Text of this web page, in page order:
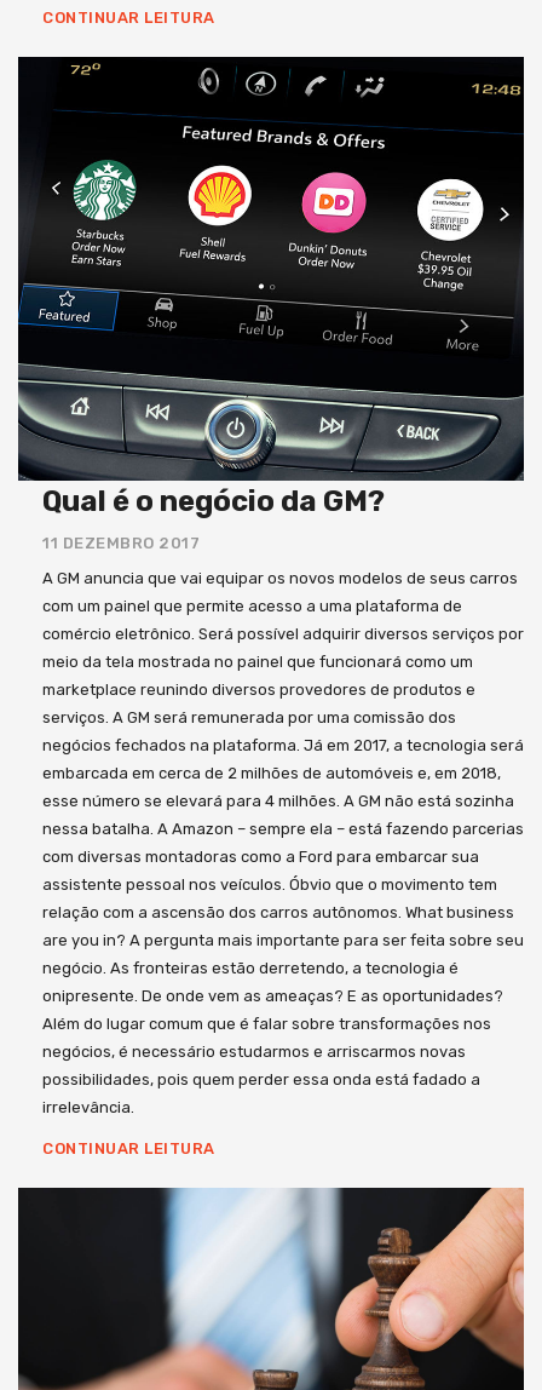
CONTINUAR LEITURA
Qual é o negócio da GM?
11 DEZEMBRO 2017
A GM anuncia que vai equipar os novos modelos de seus carros
com um painel que permite acesso a uma plataforma de
comércio eletrônico. Será possível adquirir diversos serviços por
meio da tela mostrada no painel que funcionará como um
marketplace reunindo diversos provedores de produtos e
serviços. A GM será remunerada por uma comissão dos
negócios fechados na plataforma. Já em 2017, a tecnologia será
embarcada em cerca de 2 milhões de automóveis e, em 2018,
esse número se elevará para 4 milhões. A GM não está sozinha
nessa batalha. A Amazon – sempre ela – está fazendo parcerias
com diversas montadoras como a Ford para embarcar sua
assistente pessoal nos veículos. Óbvio que o movimento tem
relação com a ascensão dos carros autônomos. What business
are you in? A pergunta mais importante para ser feita sobre seu
negócio. As fronteiras estão derretendo, a tecnologia é
onipresente. De onde vem as ameaças? E as oportunidades?
Além do lugar comum que é falar sobre transformações nos
negócios, é necessário estudarmos e arriscarmos novas
possibilidades, pois quem perder essa onda está fadado a
irrelevância.
CONTINUAR LEITURA